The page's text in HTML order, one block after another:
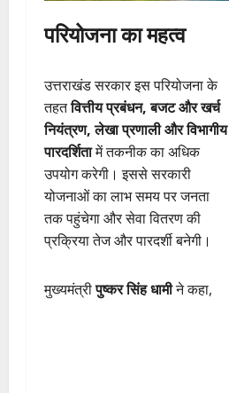
परियोजना का महत्व
उत्तराखंड सरकार इस परियोजना के
तहतवित्तीय प्रबंधन, बजट और खर्च
नियंत्रण, लेखा प्रणाली और विभागीय
पारदर्शितामें तकनीक का अधिक
उपयोग करेगी। इससे सरकारी
योजनाओं का लाभ समय पर जनता
तक पहुंचेगा और सेवा वितरण की
प्रक्रिया तेज और पारदर्शी बनेगी।
मुख्यमंत्रीपुष्कर सिंह धामीने कहा,